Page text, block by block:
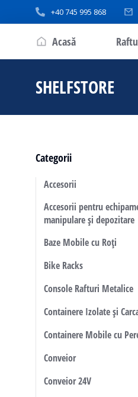
+40 745 995 868
Acasă
SHELFSTORE
Categorii
Accesorii
Accesorii pentru
manipulare și depozitare
Baze Mobile cu Roți
Bike Racks
Console Rafturi Metalice
Containere Izolate și
Containere Mobile cu
Conveior
Conveior 24V